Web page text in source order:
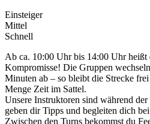
Einsteiger
Mittel
Schnell
Ab ca. 10:00 Uhr bis 14:00 Uhr heißt
Kompromisse! Die Gruppen
Minuten ab – so bleibt die Strecke
Menge Zeit im Sattel.
Unsere Instruktoren sind während
geben dir Tipps und begleiten dich
Zwischen den Turns bekommst du